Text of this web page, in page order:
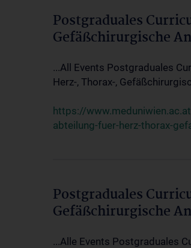
Postgraduales
Gefäßchirurgische
...All Events Postgraduales
Herz-, Thorax-,
https://
abteilung-fuer-herz-thorax-
Postgraduales
Gefäßchirurgische
...Alle Events Postgraduales